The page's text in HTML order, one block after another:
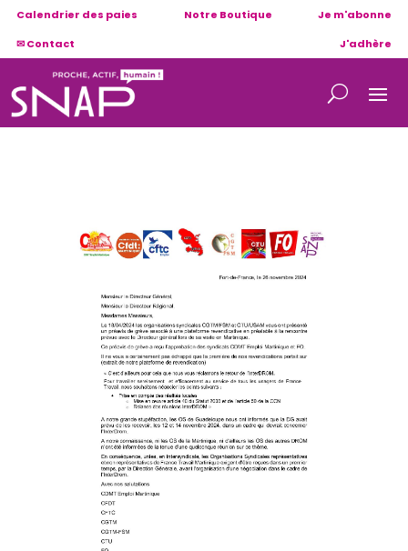
Calendrier des paies Notre Boutique
Je m'abonne
✉ Contact
J'adhère